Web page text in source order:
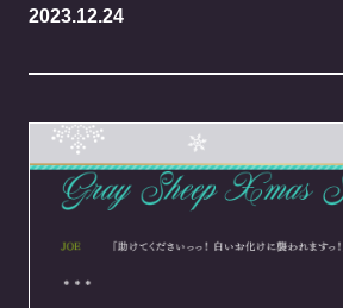
2023.12.24